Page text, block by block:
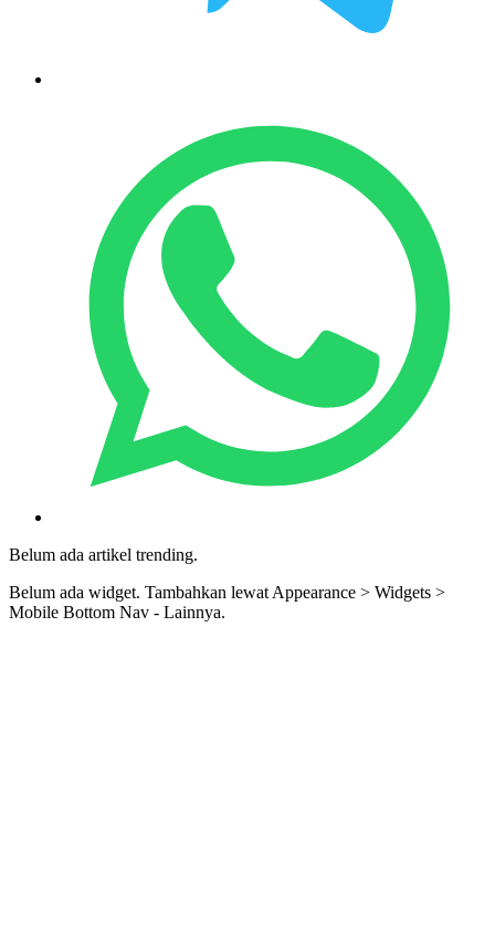
Belum ada artikel trending.
Belum ada widget. Tambahkan lewat Appearance > Widgets >
Mobile Bottom Nav - Lainnya.